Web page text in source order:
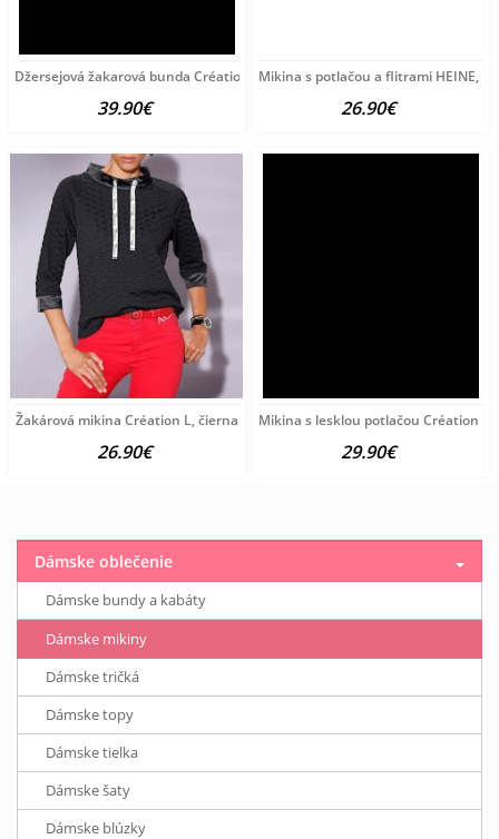
Džersejová žakarová bunda Création L, čierno-piesková
39.90€
Mikina s potlačou a flitrami HEINE,
26.90€
Žakárová mikina Création L, čierna
26.90€
Mikina s lesklou potlačou Création L,
29.90€
Dámske oblečenie
Dámske bundy a kabáty
Dámske mikiny
Dámske tričká
Dámske topy
Dámske tielka
Dámske šaty
Dámske blúzky